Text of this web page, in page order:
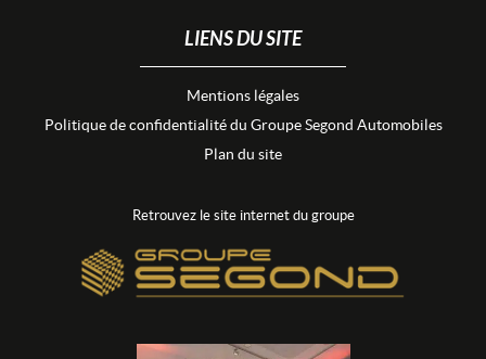
LIENS DU SITE
Mentions légales
Politique de confidentialité du Groupe Segond Automobiles
Plan du site
Retrouvez le site internet du groupe